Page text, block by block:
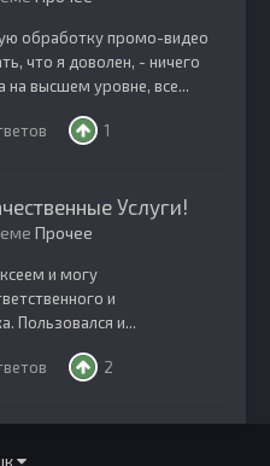
обработку промо-видео
что я доволен, - ничего
на высшем уровне, все...
1
Услуги!
Прочее
и могу
и
Пользовался и...
2